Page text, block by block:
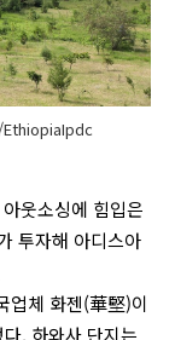
웃소싱에 힘입은
투자해 아디스아
업체 화젠(華堅)이
. 하와사 단지는